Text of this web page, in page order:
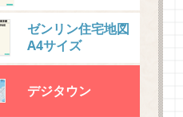
ゼンリン住宅地図
A4サイズ
デジタウン